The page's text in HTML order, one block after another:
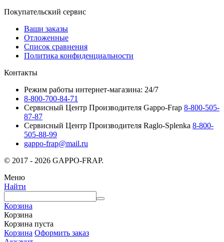
Покупательский сервис
Ваши заказы
Отложенные
Список сравнения
Политика конфиденциальности
Контакты
Режим работы интернет-магазина: 24/7
8-800-700-84-71
Сервисный Центр Производителя Gappo-Frap 8-800-505-
87-87
Сервисный Центр Производителя Raglo-Splenka 8-800-
505-88-99
gappo-frap@mail.ru
© 2017 - 2026 GAPPO-FRAP.
Меню
Найти
Корзина
Корзина
Корзина пуста
Корзина Оформить заказ